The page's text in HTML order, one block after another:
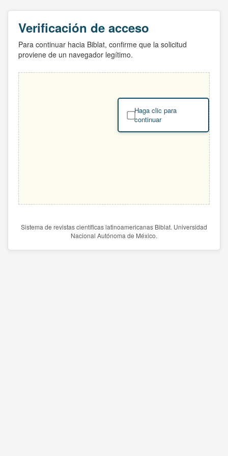
Verificación de acceso
Para continuar hacia Biblat, confirme que la solicitud
proviene de un navegador legítimo.
Haga clic para
continuar
Sistema de revistas científicas latinoamericanas Biblat. Universidad
Nacional Autónoma de México.